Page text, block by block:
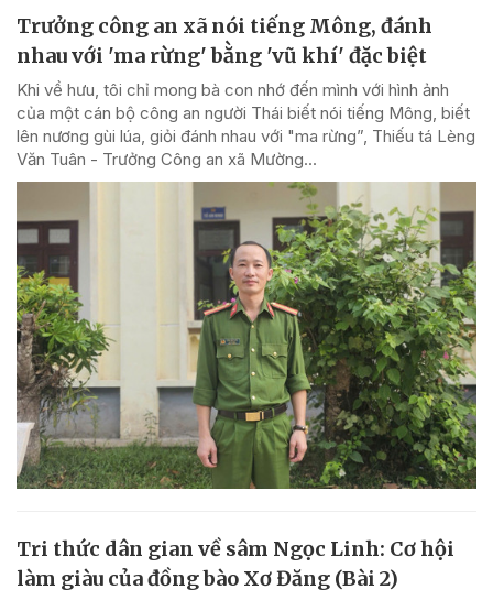
Trưởng công an xã nói tiếng Mông, đánh
nhau với 'ma rừng' bằng 'vũ khí' đặc biệt
Khi về hưu, tôi chỉ mong bà con nhớ đến mình với hình ảnh
của một cán bộ công an người Thái biết nói tiếng Mông, biết
lên nương gùi lúa, giỏi đánh nhau với "ma rừng”, Thiếu tá Lèng
Văn Tuân - Trưởng Công an xã Mường...
Tri thức dân gian về sâm Ngọc Linh: Cơ hội
làm giàu của đồng bào Xơ Đăng (Bài 2)